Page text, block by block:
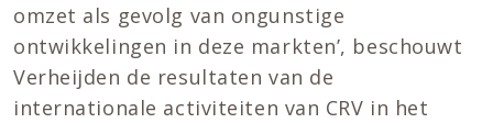
omzet als gevolg van ongunstige
ontwikkelingen in deze markten’, beschouwt
Verheijden de resultaten van de
internationale activiteiten van CRV in het